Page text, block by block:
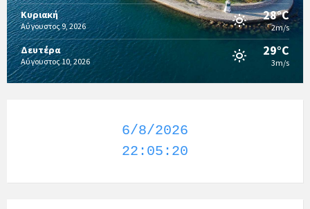
Κυριακή
Αύγουστος 9, 2026
28°C
2m/s
Δευτέρα
Αύγουστος 10, 2026
29°C
3m/s
6/8/2026
22:05:21